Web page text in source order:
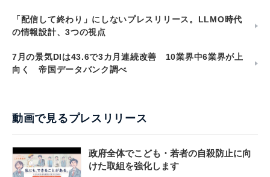
「配信して終わり」にしないプレスリリース。LLMO時代
の情報設計、3つの視点
7月の景気DIは43.6で3カ月連続改善 10業界中6業界が上
向く 帝国データバンク調べ
動画で見るプレスリリース
政府全体でこども・若者の自殺防止に向
けた取組を強化します